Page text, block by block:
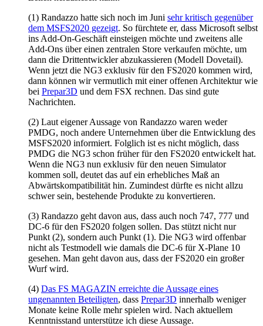
(1) Randazzo hatte sich noch im Juni sehr kritisch gegenüber
dem MSFS2020 gezeigt. So fürchtete er, dass Microsoft selbst
ins Add-On-Geschäft einsteigen möchte und zweitens alle
Add-Ons über einen zentralen Store verkaufen möchte, um
dann die Drittentwickler abzukassieren (Modell Dovetail).
Wenn jetzt die NG3 exklusiv für den FS2020 kommen wird,
dann können wir vermutlich mit einer offenen Architektur wie
bei Prepar3D und dem FSX rechnen. Das sind gute
Nachrichten.
(2) Laut eigener Aussage von Randazzo waren weder
PMDG, noch andere Unternehmen über die Entwicklung des
MSFS2020 informiert. Folglich ist es nicht möglich, dass
PMDG die NG3 schon früher für den FS2020 entwickelt hat.
Wenn die NG3 nun exklusiv für den neuen Simulator
kommen soll, deutet das auf ein erhebliches Maß an
Abwärtskompatibilität hin. Zumindest dürfte es nicht allzu
schwer sein, bestehende Produkte zu konvertieren.
(3) Randazzo geht davon aus, dass auch noch 747, 777 und
DC-6 für den FS2020 folgen sollen. Das stützt nicht nur
Punkt (2), sondern auch Punkt (1). Die NG3 wird offenbar
nicht als Testmodell wie damals die DC-6 für X-Plane 10
gesehen. Man geht davon aus, dass der FS2020 ein großer
Wurf wird.
(4) Das FS MAGAZIN erreichte die Aussage eines
ungenannten Beteiligten, dass Prepar3D innerhalb weniger
Monate keine Rolle mehr spielen wird. Nach aktuellem
Kenntnisstand unterstütze ich diese Aussage.